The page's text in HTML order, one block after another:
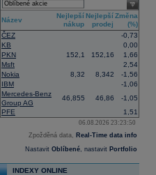
select
Název
Nejlepší
nákup
Nejlepší
prodej
Změna
(%)
ČEZ
-0,73
KB
0,00
PKN
152,1 152,16
1,66
Msft
2,54
Nokia
8,32 8,342
-1,56
IBM
-1,06
Mercedes-Benz
Group AG
46,855 46,86
-1,05
PFE
1,51
06.08.2026 23:23:50
Zpožděná data, Real-Time data info
Nastavit Oblíbené, nastavit Portfolio
INDEXY ONLINE